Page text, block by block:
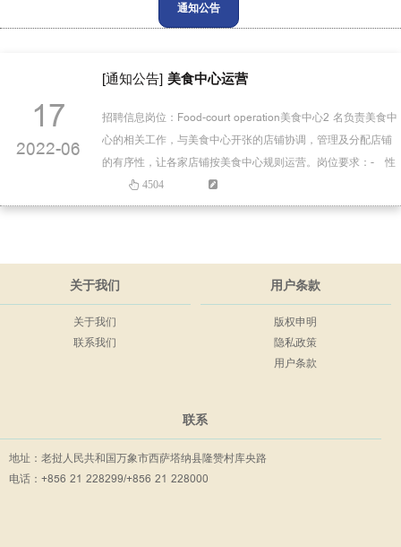
通知公告
17
2022-06
[通知公告] 美食中心运营
招聘信息岗位：Food-court operation美食中心2 名负责美食中
心的相关工作，与美食中心开张的店铺协调，管理及分配店铺
的有序性，让各家店铺按美食中心规则运营。岗位要求：- 性
别不限- 大学专科以上毕业- 至少 1 年相关工作经验。- 任
何外语交流都将被视为特殊（英文或中文）- 可以使用
4504
关于我们
关于我们
联系我们
用户条款
版权申明
隐私政策
用户条款
联系
地址：老挝人民共和国万象市西萨塔纳县隆赞村库央路
电话：+856 21 228299/+856 21 228000